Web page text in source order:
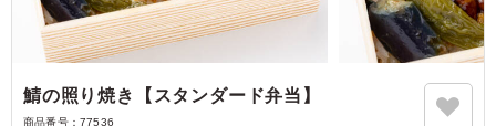
鯖の照り焼き【スタンダード弁当】
商品番号： 77536